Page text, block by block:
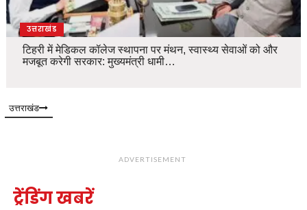
उत्तराखंड
टिहरी में मेडिकल कॉलेज स्थापना पर मंथन, स्वास्थ्य सेवाओं को और
मजबूत करेगी सरकार: मुख्यमंत्री धामी…
उत्तराखंड
ADVERTISEMENT
ट्रेंडिंग खबरें